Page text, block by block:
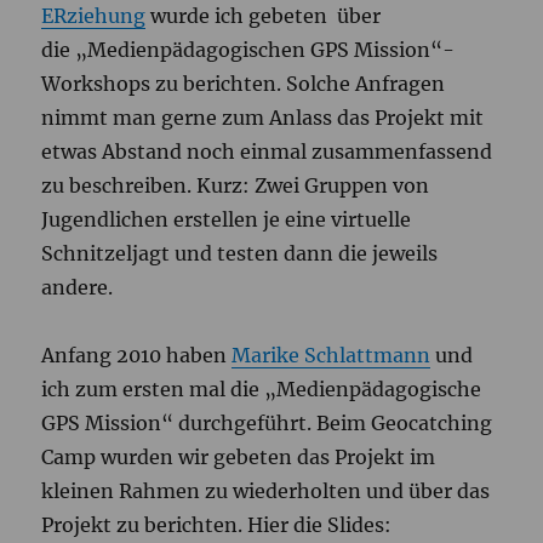
ERziehung wurde ich gebeten über
die „Medienpädagogischen GPS Mission“-
Workshops zu berichten. Solche Anfragen
nimmt man gerne zum Anlass das Projekt mit
etwas Abstand noch einmal zusammenfassend
zu beschreiben. Kurz: Zwei Gruppen von
Jugendlichen erstellen je eine virtuelle
Schnitzeljagt und testen dann die jeweils
andere.
Anfang 2010 haben Marike Schlattmann und
ich zum ersten mal die „Medienpädagogische
GPS Mission“ durchgeführt. Beim Geocatching
Camp wurden wir gebeten das Projekt im
kleinen Rahmen zu wiederholten und über das
Projekt zu berichten. Hier die Slides: